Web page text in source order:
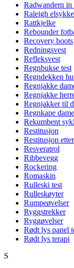
Radwandern
Raleigh
Rattkjelke
Rebounder
Recovery boots
Redningsvest
Refleksvest
Regnbukse test
Regndekken
Regnjakke
Regnjakke
Regnjakker til
Regnkape dame
Rekumbent
Restitusjon
Restitusjon
Resveratrol
Ribbevegg
Rockering
Romaskin
Rulleski test
Rulleskøyter
Rumpeøvelser
Ryggstrekker
Ryggøvelser
Rødt lys panel
Rødt lys terapi
S